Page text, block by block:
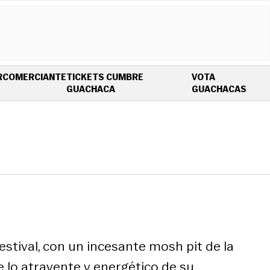
COMERCIANTETICKETS CUMBRE
GUACHACAOPENS IN NEW WINDOW
VOTA
GUACHACAS
con un incesante mosh pit de la